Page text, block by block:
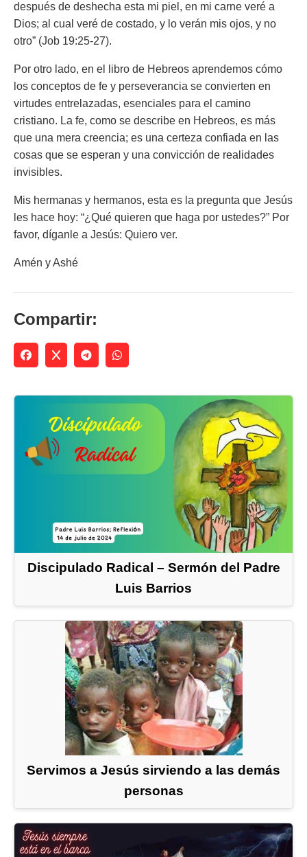
después de deshecha esta mi piel, en mi carne veré a
Dios; al cual veré de costado, y lo verán mis ojos, y no
otro” (Job 19:25-27).
Por otro lado, en el libro de Hebreos aprendemos cómo
los conceptos de fe y perseverancia se convierten en
virtudes entrelazadas, esenciales para el camino
cristiano. La fe, como se describe en Hebreos, es más
que una mera creencia; es una certeza confiada en las
cosas que se esperan y una convicción de realidades
invisibles.
Mis hermanas y hermanos, esta es la pregunta que Jesús
les hace hoy: “¿Qué quieren que haga por ustedes?” Por
favor, díganle a Jesús: Quiero ver.
Amén y Ashé
Compartir:
Discipulado Radical – Sermón del Padre
Luis Barrios
Servimos a Jesús sirviendo a las demás
personas